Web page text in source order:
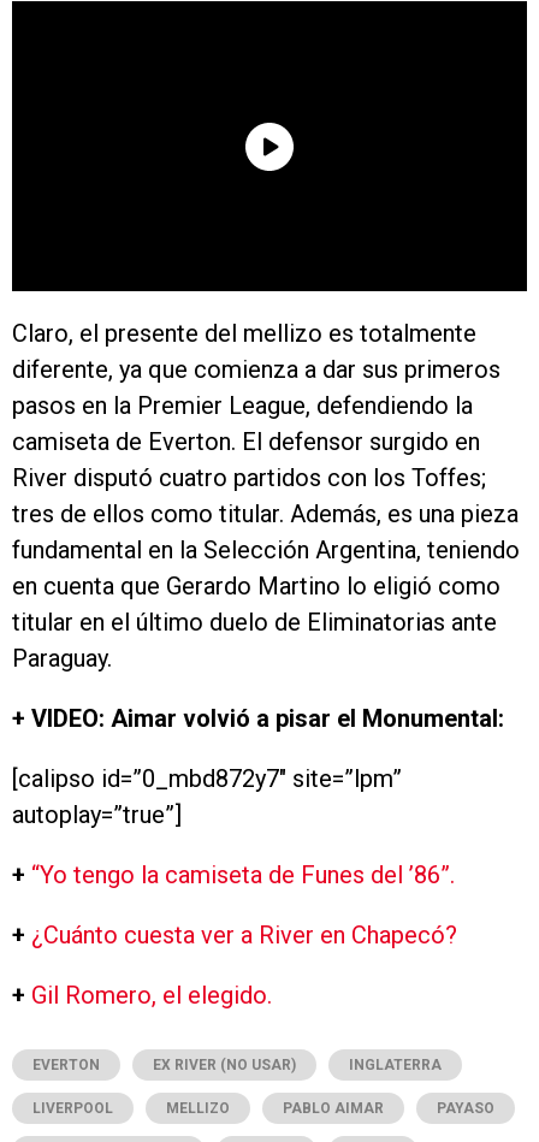
Claro, el presente del mellizo es totalmente
diferente, ya que comienza a dar sus primeros
pasos en la Premier League, defendiendo la
camiseta de Everton. El defensor surgido en
River disputó cuatro partidos con los Toffes;
tres de ellos como titular. Además, es una pieza
fundamental en la Selección Argentina, teniendo
en cuenta que Gerardo Martino lo eligió como
titular en el último duelo de Eliminatorias ante
Paraguay.
+ VIDEO: Aimar volvió a pisar el Monumental:
[calipso id=”0_mbd872y7″ site=”lpm”
autoplay=”true”]
+ “Yo tengo la camiseta de Funes del ’86”.
+ ¿Cuánto cuesta ver a River en Chapecó?
+ Gil Romero, el elegido.
EVERTON EX RIVER (NO USAR) INGLATERRA
LIVERPOOL MELLIZO PABLO AIMAR PAYASO